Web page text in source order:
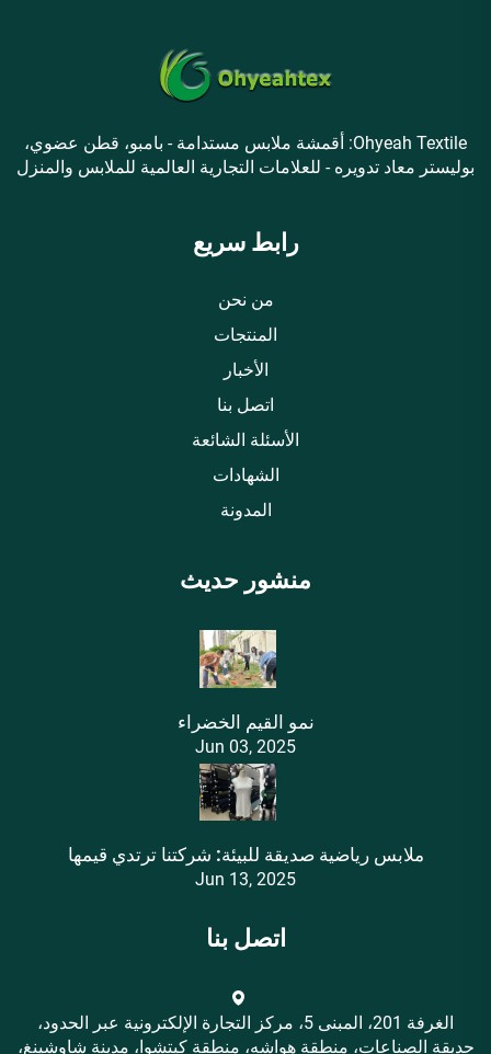
Ohyeah Textile: أقمشة ملابس مستدامة - بامبو، قطن عضوي،
بوليستر معاد تدويره - للعلامات التجارية العالمية للملابس والمنزل
رابط سريع
من نحن
المنتجات
الأخبار
اتصل بنا
الأسئلة الشائعة
الشهادات
المدونة
منشور حديث
نمو القيم الخضراء
Jun 03, 2025
ملابس رياضية صديقة للبيئة: شركتنا ترتدي قيمها
Jun 13, 2025
اتصل بنا
الغرفة 201، المبنى 5، مركز التجارة الإلكترونية عبر الحدود،
حديقة الصناعات، منطقة هواشه، منطقة كيتشوا، مدينة شاوشينغ،